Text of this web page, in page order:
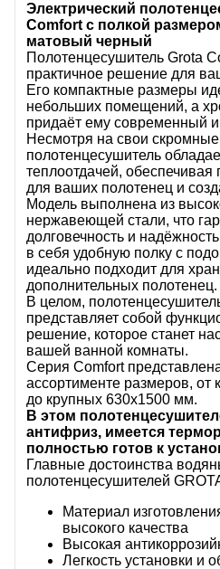
Электрический
Comfort с полкой
матовый черный
Полотенцесушитель Grоta
практичное решение для
Его компактные размеры
небольших помещений, а
придаёт ему современный
Несмотря на свои скромные
полотенцесушитель
теплоотдачей, обеспечивая
для ваших полотенец и
Модель выполнена из
нержавеющей стали, что
долговечность и
в себя удобную полку с
идеально подходит для
дополнительных полотенец.
В целом,
представляет собой
решение, которое станет
вашей ванной комнаты.
Серия Comfort
ассортименте размеров, от
до крупных 630х1500 мм.
В этом
антифриз, имеется
полностью готов к
Главные достоинства
полотенцесушителей
Материал
высокого качества
Высокая
Легкость установки и